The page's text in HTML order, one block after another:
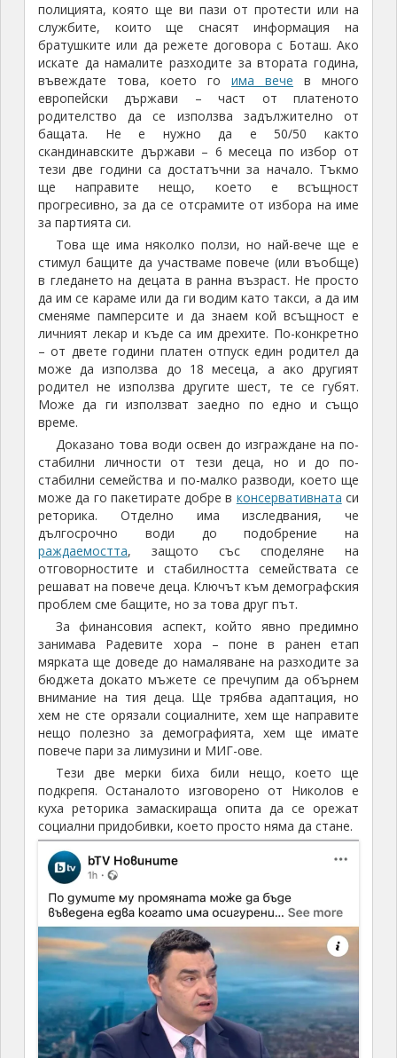
полицията, която ще ви пази от протести или на
службите, които ще снасят информация на
братушките или да режете договора с Боташ. Ако
искате да намалите разходите за втората година,
въвеждате това, което гоима вече в много
европейски държави – част от платеното
родителство да се използва задължително от
бащата. Не е нужно да е 50/50 както
скандинавските държави – 6 месеца по избор от
тези две години са достатъчни за начало. Тъкмо
ще направите нещо, което е всъщност
прогресивно, за да се отсрамите от избора на име
за партията си.
Това ще има няколко ползи, но най-вече ще е
стимул бащите да участваме повече (или въобще)
в гледането на децата в ранна възраст. Не просто
да им се караме или да ги водим като такси, а да им
сменяме памперсите и да знаем кой всъщност е
личният лекар и къде са им дрехите. По-конкретно
– от двете години платен отпуск един родител да
може да използва до 18 месеца, а ако другият
родител не използва другите шест, те се губят.
Може да ги използват заедно по едно и също
време.
Доказано това води освен до изграждане на по-
стабилни личности от тези деца, но и до по-
стабилни семейства и по-малко разводи, което ще
може да го пакетирате добре в консервативната си
реторика. Отделно има изследвания, че
дългосрочно води до подобрение на
раждаемостта, защото със споделяне на
отговорностите и стабилността семействата се
решават на повече деца. Ключът към демографския
проблем сме бащите, но за това друг път.
За финансовия аспект, който явно предимно
занимава Радевите хора – поне в ранен етап
мярката ще доведе до намаляване на разходите за
бюджета докато мъжете се пречупим да обърнем
внимание на тия деца. Ще трябва адаптация, но
хем не сте орязали социалните, хем ще направите
нещо полезно за демографията, хем ще имате
повече пари за лимузини и МИГ-ове.
Тези две мерки биха били нещо, което ще
подкрепя. Останалото изговорено от Николов е
куха реторика замаскираща опита да се орежат
социални придобивки, което просто няма да стане.